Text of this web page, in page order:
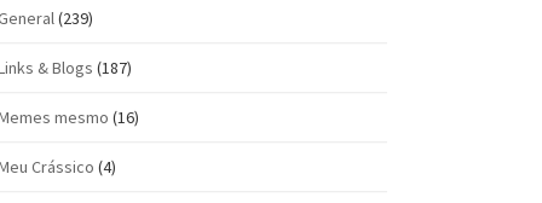
(239)
& Blogs (187)
mesmo (16)
Crássico (4)